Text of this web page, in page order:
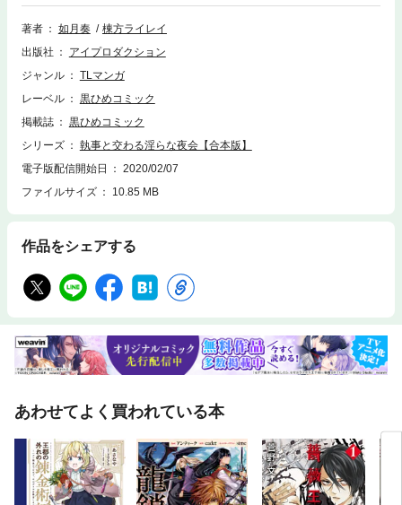
と〈とある花嫁修業〉を言いつけられて!?まさか『色事に長けた女とな
る』ためだなんて!?しかも、Ｈの手ほどきを任されたのは、殿城を始めと
り変えられてしまいそう…！
著者 如月奏
棟方ライレイ
出版社
アイプロダクション
ジャンル
TLマンガ
レーベル
黒ひめコミック
掲載誌
黒ひめコミック
シリーズ
執事と交わる淫らな夜会【合本版】
電子版配信開始日
2020/02/07
ファイルサイズ
10.85 MB
作品をシェアする
あわせてよく買われている本